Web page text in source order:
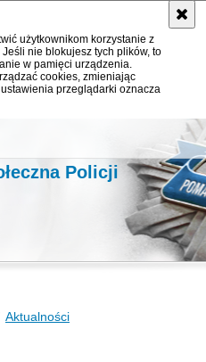
użytkownikom korzystanie z
nie blokujesz tych plików, to
w pamięci urządzenia.
cookies, zmieniając
przeglądarki oznacza
Policji
Aktualności